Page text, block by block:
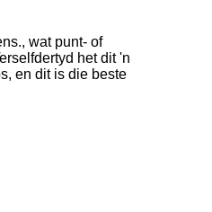
wat punt- of
het dit 'n
en dit is die beste